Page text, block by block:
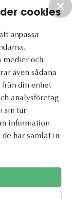
cookies
anpassa
medier och
även sådana
din enhet
analysföretag
sin tur
information
har samlat in